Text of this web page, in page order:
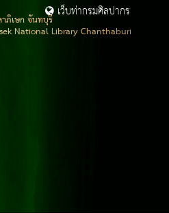
ภิเษก จันทบุรี
National Library Chanthaburi
เว็บท่ากรมศิลปากร